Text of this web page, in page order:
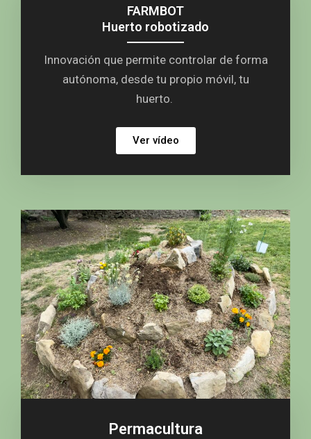
FARMBOT
Huerto robotizado
Innovación que permite controlar de forma
autónoma, desde tu propio móvil, tu
huerto.
Ver vídeo
Permacultura